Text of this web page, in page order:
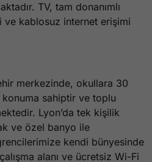
TV, tam donanımlı
ve kablosuz internet erişimi
merkezinde, okullara 30
sahiptir ve toplu
Lyon’da tek kişilik
ve özel banyo ile
kendi bünyesinde
alanı ve ücretsiz Wi-Fi